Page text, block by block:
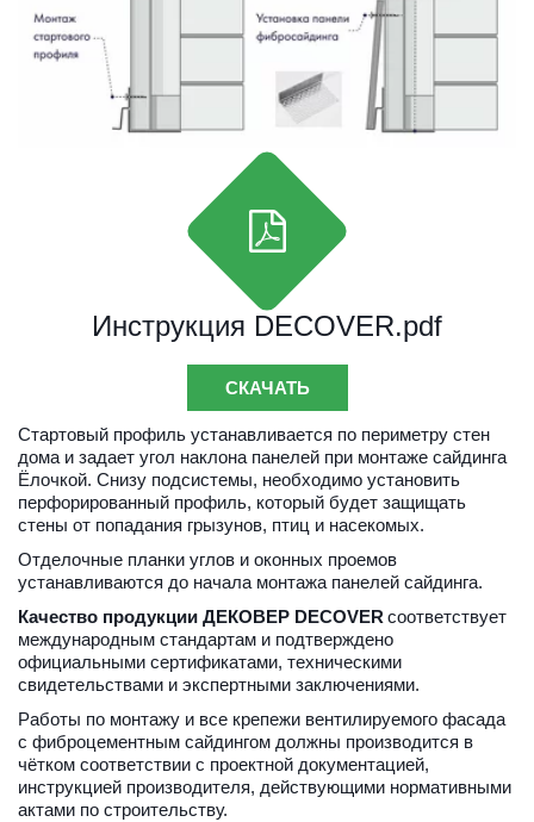
Инструкция DECOVER.pdf
СКАЧАТЬ
Стартовый профиль устанавливается по периметру стен
дома и задает угол наклона панелей при монтаже сайдинга
Ёлочкой. Снизу подсистемы, необходимо установить
перфорированный профиль, который будет защищать
стены от попадания грызунов, птиц и насекомых.
Отделочные планки углов и оконных проемов
устанавливаются до начала монтажа панелей сайдинга.
Качество продукции ДЕКОВЕР DECOVER соответствует
международным стандартам и подтверждено
официальными сертификатами, техническими
свидетельствами и экспертными заключениями.
Работы по монтажу и все крепежи вентилируемого фасада
с фиброцементным сайдингом должны производится в
чётком соответствии с проектной документацией,
инструкцией производителя, действующими нормативными
актами по строительству.